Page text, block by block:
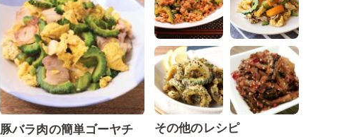
豚バラ肉の簡単ゴーヤチ
その他のレシピ